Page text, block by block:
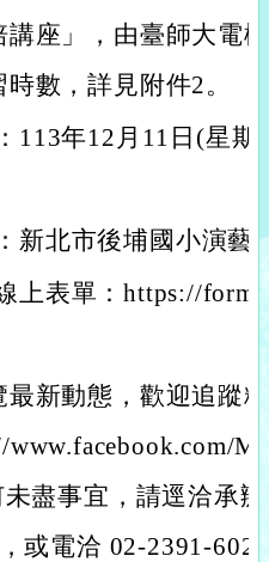
講座」，由臺師大電
數，詳見附件2。
113年12月11日(星期
新北市後埔國小演藝
上表單：https://
最新動態，歡迎追蹤
www.facebook.com/
盡事宜，請逕洽承
或電洽 02-2391-